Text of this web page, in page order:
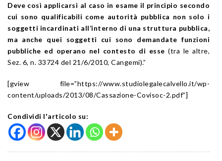
Deve così applicarsi al caso in esame il principio secondo
cui sono qualificabili come autorità pubblica non solo i
soggetti incardinati all’interno di una struttura pubblica,
ma anche quei soggetti cui sono demandate funzioni
pubbliche ed operano nel contesto di esse (tra le altre,
Sez. 6, n. 33724 del 21/6/2010, Cangemi).”
[gview file=”https://www.studiolegalecalvello.it/wp-
content/uploads/2013/08/Cassazione-Covisoc-2.pdf”]
Condividi l'articolo su: